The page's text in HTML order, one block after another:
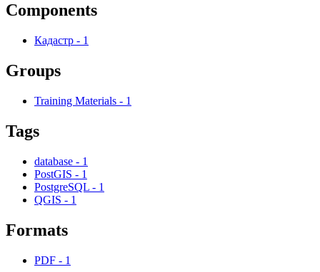
Components
Кадастр - 1
Groups
Training Materials - 1
Tags
database - 1
PostGIS - 1
PostgreSQL - 1
QGIS - 1
Formats
PDF - 1